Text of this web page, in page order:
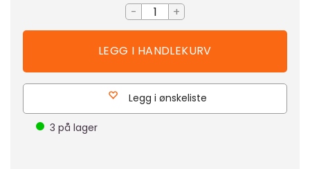
- +
Legg i ønskeliste
3 på lager